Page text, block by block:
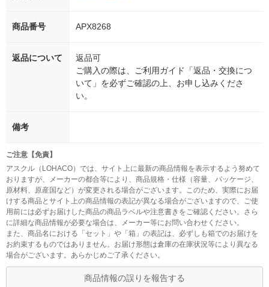
商品番号 APX8268
返品について
返品可
ご購入の際は、ご利用ガイド「返品・交換につ
いて」を必ずご確認の上、お申し込みくださ
い。
備考
ご注意【免責】
アスクル（LOHACO）では、サイト上に最新の商品情報を表示するよう努めて
おりますが、メーカーの都合等により、商品規格・仕様（容量、パッケージ、
原材料、原産国など）が変更される場合がございます。このため、実際にお届
けする商品とサイト上の商品情報の表記が異なる場合がございますので、ご使
用前には必ずお届けした商品の商品ラベルや注意書きをご確認ください。さら
に詳細な商品情報が必要な場合は、メーカー等にお問い合わせください。
また、商品名における「セット」や「箱」の表記は、必ずしも箱でのお届けを
お約束するものではありません。お届け形態は倉庫の在庫状況等により異なる
場合がございます。あらかじめご了承ください。
商品情報の誤りを報告する